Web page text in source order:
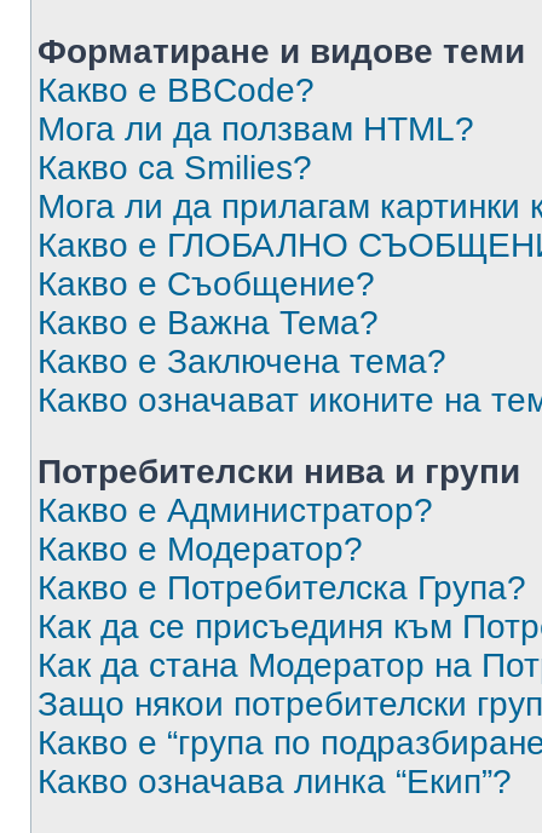
Форматиране и видове теми
Какво е BBCode?
Мога ли да ползвам HTML?
Какво са Smilies?
Мога ли да прилагам
Какво е ГЛОБАЛНО
Какво е Съобщение?
Какво е Важна Тема?
Какво е Заключена тема?
Какво означават иконите на
Потребителски нива и групи
Какво е Администратор?
Какво е Модератор?
Какво е Потребителска Група?
Как да се присъединя към
Как да стана Модератор на
Защо някои потребителски
Какво е “група по
Какво означава линка “Екип”?